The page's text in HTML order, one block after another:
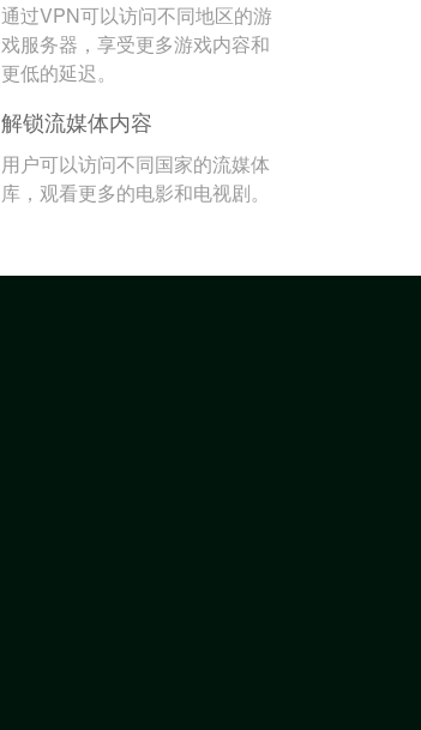
通过VPN可以访问不同地区的游
戏服务器，享受更多游戏内容和
更低的延迟。
解锁流媒体内容
用户可以访问不同国家的流媒体
库，观看更多的电影和电视剧。